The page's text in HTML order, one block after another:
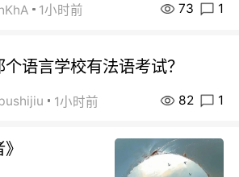
1小时前 73 1
语言学校有法语考试？
1小时前 82 1